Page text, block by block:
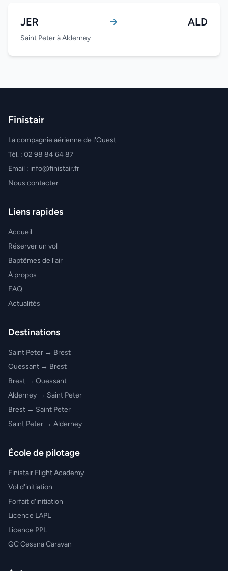
JER ALD
Saint Peter à Alderney
Finistair
La compagnie aérienne de l'Ouest
Tél. : 02 98 84 64 87
Email : info@finistair.fr
Nous contacter
Liens rapides
Accueil
Réserver un vol
Baptêmes de l'air
À propos
FAQ
Actualités
Destinations
Saint Peter → Brest
Ouessant → Brest
Brest → Ouessant
Alderney → Saint Peter
Brest → Saint Peter
Saint Peter → Alderney
École de pilotage
Finistair Flight Academy
Vol d'initiation
Forfait d'initiation
Licence LAPL
Licence PPL
QC Cessna Caravan